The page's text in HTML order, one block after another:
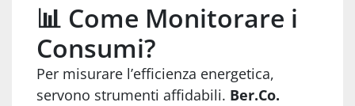
📊 Come Monitorare i
Consumi?
Per misurare l’efficienza energetica,
servono strumenti affidabili. Ber.Co.